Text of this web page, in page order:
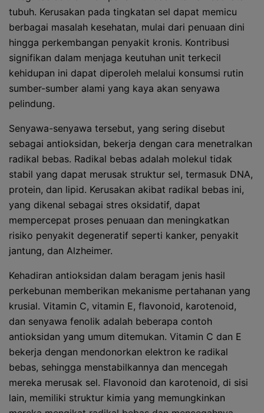
tubuh. Kerusakan pada tingkatan sel dapat memicu
berbagai masalah kesehatan, mulai dari penuaan dini
hingga perkembangan penyakit kronis. Kontribusi
signifikan dalam menjaga keutuhan unit terkecil
kehidupan ini dapat diperoleh melalui konsumsi rutin
sumber-sumber alami yang kaya akan senyawa
pelindung.
Senyawa-senyawa tersebut, yang sering disebut
sebagai antioksidan, bekerja dengan cara menetralkan
radikal bebas. Radikal bebas adalah molekul tidak
stabil yang dapat merusak struktur sel, termasuk DNA,
protein, dan lipid. Kerusakan akibat radikal bebas ini,
yang dikenal sebagai stres oksidatif, dapat
mempercepat proses penuaan dan meningkatkan
risiko penyakit degeneratif seperti kanker, penyakit
jantung, dan Alzheimer.
Kehadiran antioksidan dalam beragam jenis hasil
perkebunan memberikan mekanisme pertahanan yang
krusial. Vitamin C, vitamin E, flavonoid, karotenoid,
dan senyawa fenolik adalah beberapa contoh
antioksidan yang umum ditemukan. Vitamin C dan E
bekerja dengan mendonorkan elektron ke radikal
bebas, sehingga menstabilkannya dan mencegah
mereka merusak sel. Flavonoid dan karotenoid, di sisi
lain, memiliki struktur kimia yang memungkinkan